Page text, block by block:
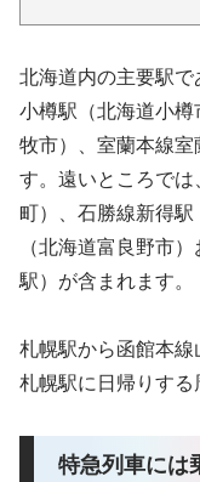
北海道内の主要駅
小樽駅（北海道小
牧市）、室蘭本線室
す。遠いところで
町）、石勝線新得
（北海道富良野市
駅）が含まれます。
札幌駅から函館本
札幌駅に日帰りする
特急列車には